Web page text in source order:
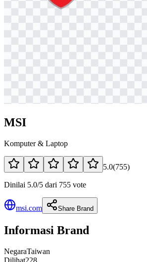
MSI
Komputer & Laptop
5.0(755)
Dinilai 5.0/5 dari 755 vote
msi.com Share Brand
Informasi Brand
NegaraTaiwan
Dilihat228